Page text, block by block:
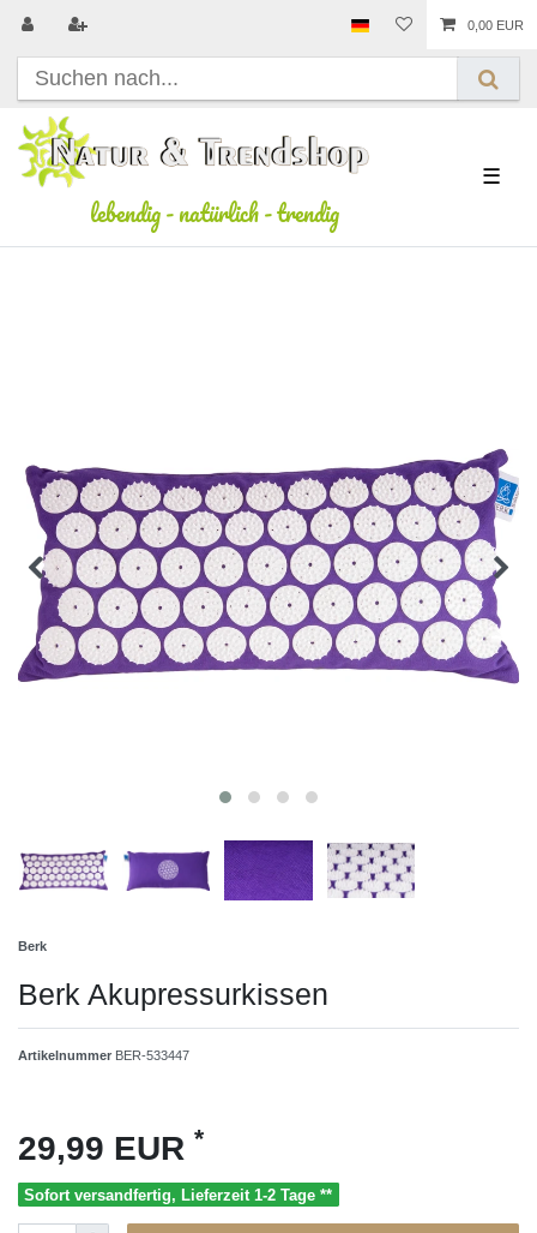
0,00 EUR
lebendig-natürlich-trendig
☰
Berk
Berk Akupressurkissen
Artikelnummer BER-533447
29,99 EUR *
Sofort versandfertig, Lieferzeit 1-2 Tage **